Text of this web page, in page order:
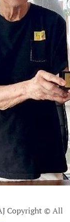
Copyright © All